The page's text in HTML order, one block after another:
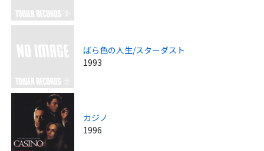
ばら色の人生/スターダスト
1993
カジノ
1996